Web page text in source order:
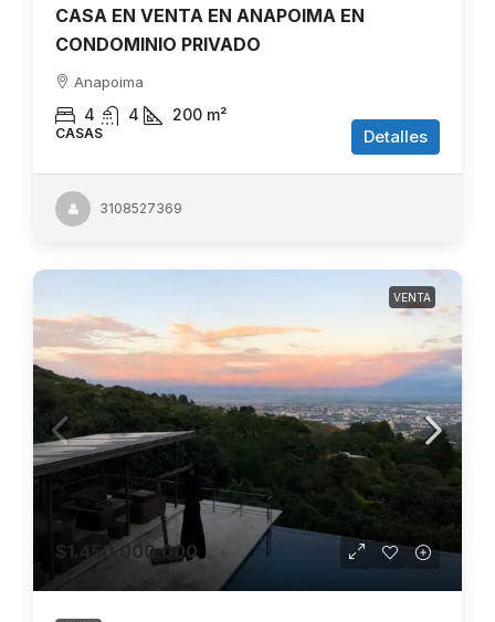
CASA EN VENTA EN ANAPOIMA EN
CONDOMINIO PRIVADO
Anapoima
4 4 200 m²
CASAS Detalles
3108527369
VENTA
$1.450.000.000